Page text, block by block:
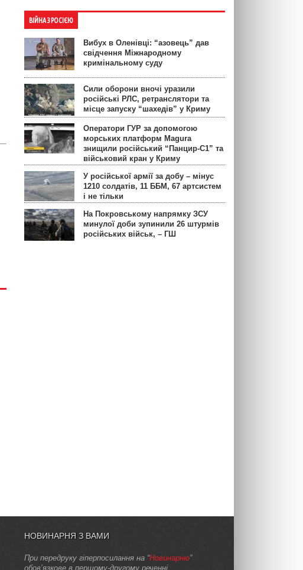
ВІЙНА З РОСІЄЮ
Вибух в Оленівці: “азовець” дав
свідчення Міжнародному
кримінальному суду
Сили оборони вночі уразили
російські РЛС, ретранслятори та
місце запуску “шахедів” у Криму
Оператори ГУР за допомогою
морських платформ Magura
знищили російський “Панцир-С1” та
військовий кран у Криму
У російської армії за добу – мінус
1210 солдатів, 11 ББМ, 67 артсистем
і не тільки
На Покровському напрямку ЗСУ
минулої доби зупинили 26 штурмів
російських військ, – ГШ
НОВИНАРНЯ З ВАМИ
При передруку гіперпосилання на “Новинарню”
обов’язкове в першому-другому реченні